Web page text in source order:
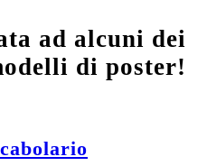
ad alcuni dei
di poster!